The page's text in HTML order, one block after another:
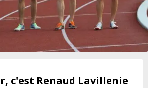
c'est Renaud Lavillenie